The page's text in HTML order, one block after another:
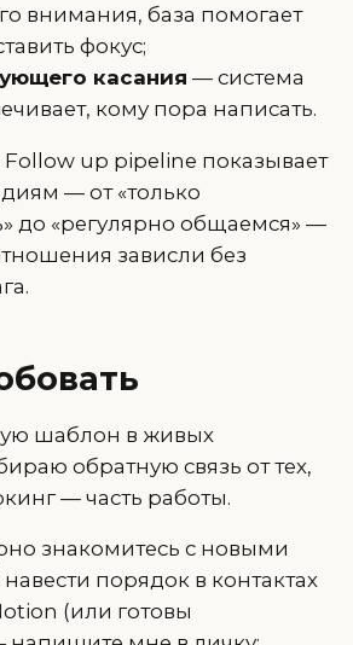
внимания, база помогает
фокус;
касания — система
кому пора написать.
up pipeline показывает
— от «только
до «регулярно общаемся» —
зависли без
шаблон в живых
обратную связь от тех,
— часть работы.
знакомитесь с новыми
порядок в контактах
(или готовы